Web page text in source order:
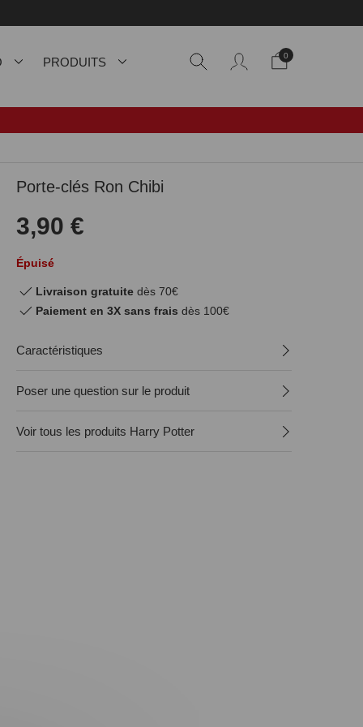
PRODUITS 0
Porte-clés Ron Chibi
3,90 €
Épuisé
Livraison gratuite dès 70€
Paiement en 3X sans frais dès 100€
Caractéristiques
Poser une question sur le produit
Voir tous les produits Harry Potter